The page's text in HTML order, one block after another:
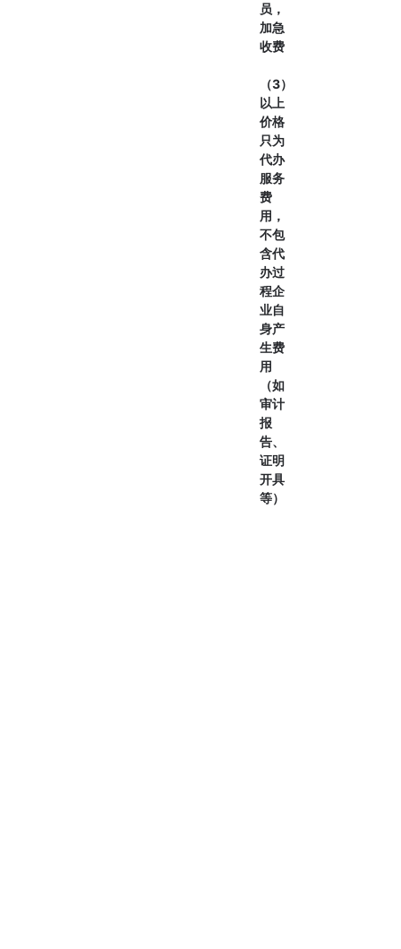
员，
加急
收费
（3）
以上
价格
只为
代办
服务
费
用，
不包
含代
办过
程企
业自
身产
生费
用
（如
审计
报
告、
证明
开具
等）